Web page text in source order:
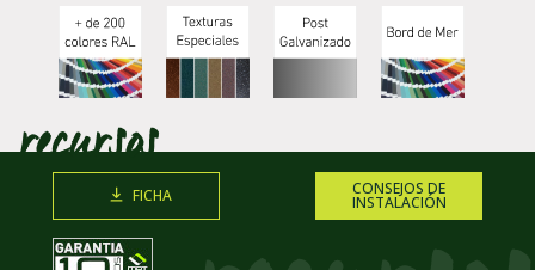
FICHA CONSEJOS DE
INSTALACIÓN